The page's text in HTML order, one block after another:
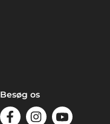
Besøg os